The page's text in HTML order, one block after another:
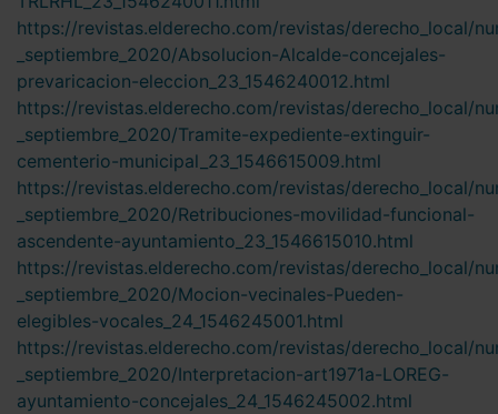
https://revistas.elderecho.com/revistas/derecho_local/
_septiembre_2020/Absolucion-Alcalde-concejales-
prevaricacion-eleccion_23_1546240012.html
https://revistas.elderecho.com/revistas/derecho_local/
_septiembre_2020/Tramite-expediente-extinguir-
cementerio-municipal_23_1546615009.html
https://revistas.elderecho.com/revistas/derecho_local/
_septiembre_2020/Retribuciones-movilidad-funcional-
ascendente-ayuntamiento_23_1546615010.html
https://revistas.elderecho.com/revistas/derecho_local/
_septiembre_2020/Mocion-vecinales-Pueden-
elegibles-vocales_24_1546245001.html
https://revistas.elderecho.com/revistas/derecho_local/
_septiembre_2020/Interpretacion-art1971a-LOREG-
ayuntamiento-concejales_24_1546245002.html